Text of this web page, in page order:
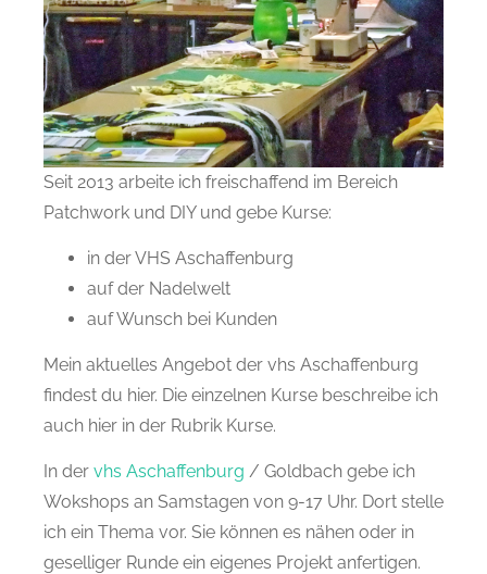
Seit 2013 arbeite ich freischaffend im Bereich
Patchwork und DIY und gebe Kurse:
in der VHS Aschaffenburg
auf der Nadelwelt
auf Wunsch bei Kunden
Mein aktuelles Angebot der vhs Aschaffenburg
findest du hier. Die einzelnen Kurse beschreibe ich
auch hier in der Rubrik Kurse.
In der vhs Aschaffenburg / Goldbach gebe ich
Wokshops an Samstagen von 9-17 Uhr. Dort stelle
ich ein Thema vor. Sie können es nähen oder in
geselliger Runde ein eigenes Projekt anfertigen.